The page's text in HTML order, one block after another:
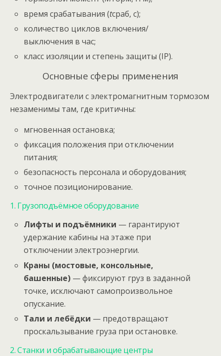
время срабатывания (tсраб​, с);
количество циклов включения/
выключения в час;
класс изоляции и степень защиты (IP).
Основные сферы применения
Электродвигатели с электромагнитным тормозом
незаменимы там, где критичны:
мгновенная остановка;
фиксация положения при отключении
питания;
безопасность персонала и оборудования;
точное позиционирование.
1. Грузоподъёмное оборудование
Лифты и подъёмники — гарантируют
удержание кабины на этаже при
отключении электроэнергии.
Краны (мостовые, консольные,
башенные) — фиксируют груз в заданной
точке, исключают самопроизвольное
опускание.
Тали и лебёдки — предотвращают
проскальзывание груза при остановке.
2. Станки и обрабатывающие центры